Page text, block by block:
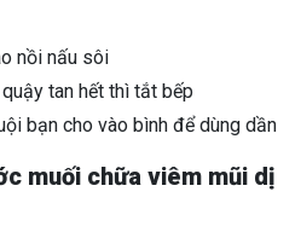
nồi nấu sôi
tan hết thì tắt bếp
bạn cho vào bình để dùng dần
muối chữa viêm mũi dị